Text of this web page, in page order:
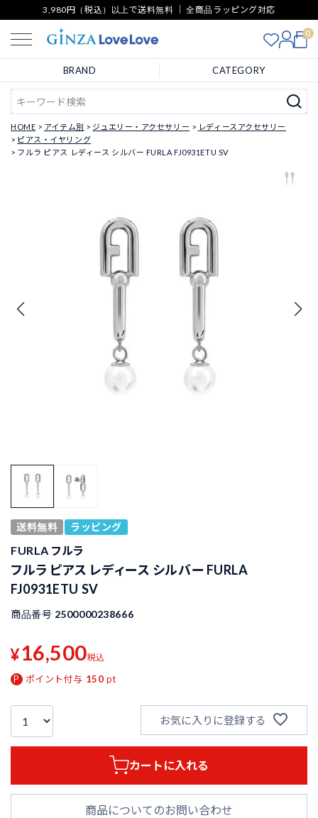
3,980円（税込）以上で送料無料 ｜ 全商品ラッピング対応
0
BRAND CATEGORY
HOME アイテム別 ジュエリー・アクセサリー
レディースアクセサリー
ピアス・イヤリング
フルラ ピアス レディース シルバー FURLA FJ0931ETU SV
送料無料 ラッピング
FURLA フルラ
フルラ ピアス レディース シルバー FURLA
FJ0931ETU SV
商品番号 2500000238666
¥16,500税込
ポイント付与 150 pt
お気に入りに登録する
カートに入れる
商品についてのお問い合わせ